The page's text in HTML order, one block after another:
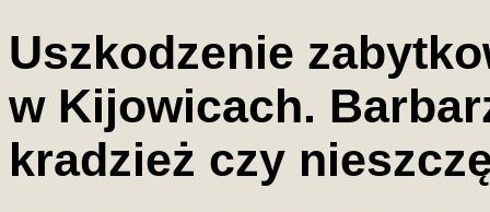
Uszkodzenie
w Kijowicach.
kradzież czy